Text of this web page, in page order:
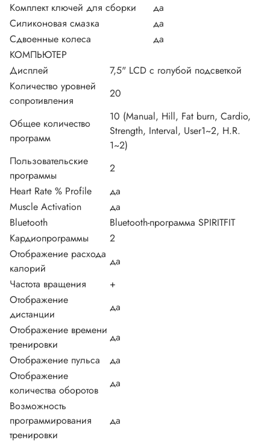
Комплект ключей для сборки
да
Силиконовая смазка
да
Сдвоенные колеса
да
КОМПЬЮТЕР
Дисплей
7,5" LCD с голубой подсветкой
Количество уровней
сопротивления
20
Общее количество
программ
10 (Manual, Hill, Fat burn, Cardio,
Strength, Interval, User1~2, H.R.
1~2)
Пользовательские
программы
2
Heart Rate % Profile
да
Muscle Activation
да
Bluetooth
Bluetooth-программа SPIRITFIT
Кардиопрограммы
2
Отображение расхода
калорий
да
Частота вращения
+
Отображение
дистанции
да
Отображение времени
тренировки
да
Отображение пульса
да
Отображение
количества оборотов
да
Возможность
программирования
тренировки
да